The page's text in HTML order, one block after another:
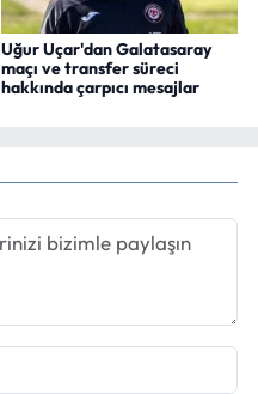
Uğur Uçar'dan Galatasaray
maçı ve transfer süreci
hakkında çarpıcı mesajlar